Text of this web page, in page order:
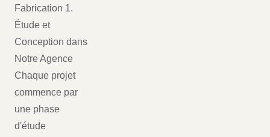
Fabrication 1.
Étude et
Conception dans
Notre Agence
Chaque projet
commence par
une phase
d'étude